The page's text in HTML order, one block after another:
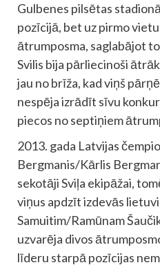
Gulbenes pilsētas
pozīcijā, bet uz pirmo
ātrumposma, saglabājot
Svilis bija pārliecinoši
jau no brīža, kad viņš
nespēja izrādīt sīvu
piecos no septiņiem
2013. gada Latvijas
Bergmanis/Kārlis
sekotāji Sviļa ekipāžai,
viņus apdzīt izdevās
Samuitim/Ramūnam
uzvarēja divos
līderu starpā pozīcijas